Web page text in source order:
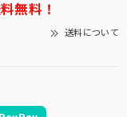
無料！
送料について